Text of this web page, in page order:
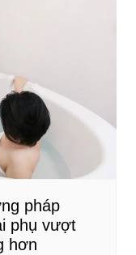
pháp
phụ vượt
hơn